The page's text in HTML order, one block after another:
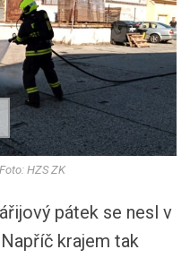
HZS ZK
pátek se nesl v
krajem tak